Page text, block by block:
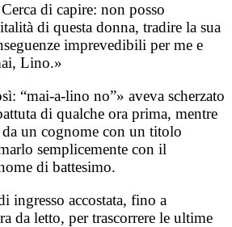
di capire: non posso
di questa donna, tradire la sua
imprevedibili per me e
Lino.»
“mai-a-lino no”» aveva scherzato
di qualche ora prima, mentre
da un cognome con un titolo
semplicemente con il
di battesimo.
ingresso accostata, fino a
da letto, per trascorrere le ultime